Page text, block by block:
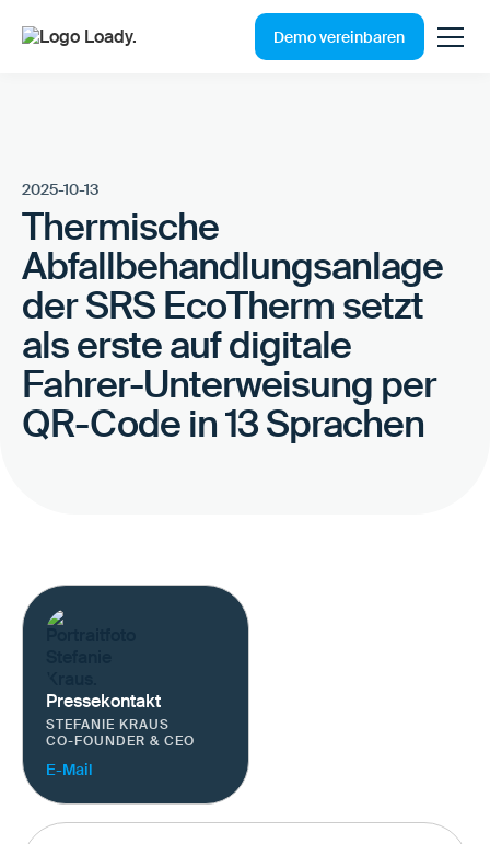
Demo vereinbaren
2025-10-13
Thermische
Abfallbehandlungsanlage
der SRS EcoTherm setzt
als erste auf digitale
Fahrer-Unterweisung per
QR-Code in 13 Sprachen
Pressekontakt
STEFANIE KRAUS
CO-FOUNDER & CEO
E-Mail